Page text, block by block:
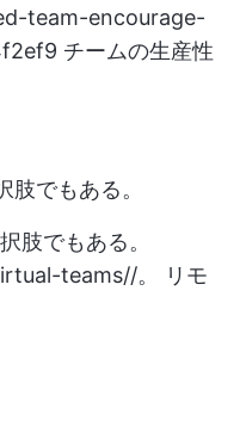
team-encourage-
チームの生産性
でもある。
肢でもある。
teams//。
リモ